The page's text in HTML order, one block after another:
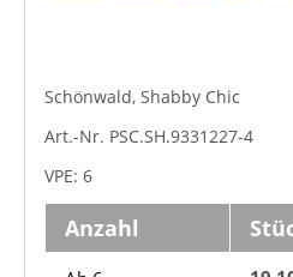
Schönwald, Shabby Chic
Art.-Nr. PSC.SH.9331227-4
VPE: 6
Anzahl